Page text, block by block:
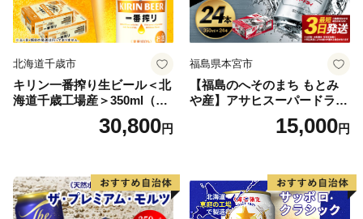
北海道千歳市
キリン一番搾り生ビール＜北
海道千歳工場産＞350ml（24
30,800円
福島県本宮市
【福島のへそのまち もとみ
や産】アサヒスーパードライ
350ml×24本 合計8.4L 1ケー
ス アルコール度数5% 缶ビー
口 送料無料 カメイ 本宮市
【07214-0206】
15,000円